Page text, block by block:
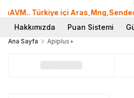
Türkiye içi
Hakkımızda
Puan Sistemi
Ana Sayfa Apiplus+